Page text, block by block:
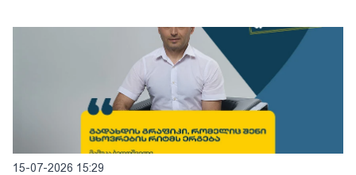
15-07-2026 15:29